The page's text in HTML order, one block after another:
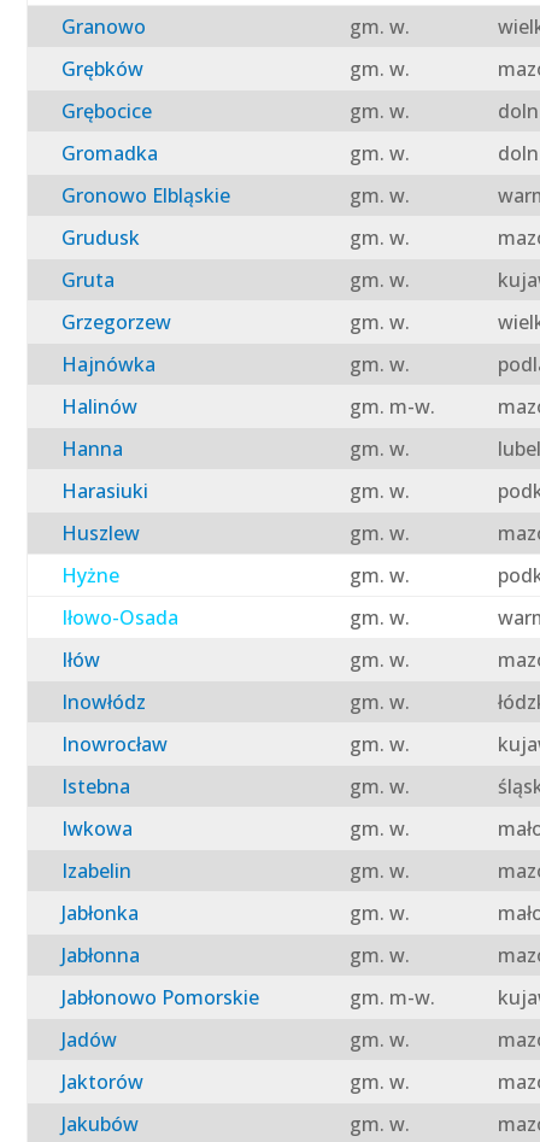
Granowo
gm. w.
Grębków
gm. w.
Grębocice
gm. w.
Gromadka
gm. w.
Gronowo Elbląskie
gm. w.
Grudusk
gm. w.
Gruta
gm. w.
Grzegorzew
gm. w.
Hajnówka
gm. w.
Halinów
gm. m-w.
Hanna
gm. w.
Harasiuki
gm. w.
Huszlew
gm. w.
Hyżne
gm. w.
Iłowo-Osada
gm. w.
Iłów
gm. w.
Inowłódz
gm. w.
Inowrocław
gm. w.
Istebna
gm. w.
Iwkowa
gm. w.
Izabelin
gm. w.
Jabłonka
gm. w.
Jabłonna
gm. w.
Jabłonowo Pomorskie
gm. m-w.
Jadów
gm. w.
Jaktorów
gm. w.
Jakubów
gm. w.